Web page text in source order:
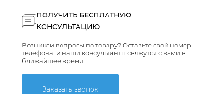
ПОЛУЧИТЬ БЕСПЛАТНУЮ
КОНСУЛЬТАЦИЮ
Возникли вопросы по товару? Оставьте свой номер
телефона, и наши консультанты свяжутся с вами в
ближайшее время
Заказать звонок